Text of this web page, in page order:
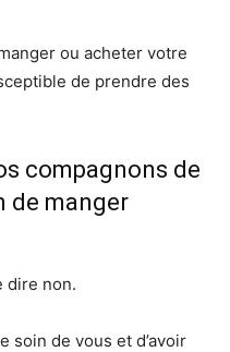
ou acheter votre
de prendre des
compagnons de
de manger
dire non.
soin de vous et d’avoir